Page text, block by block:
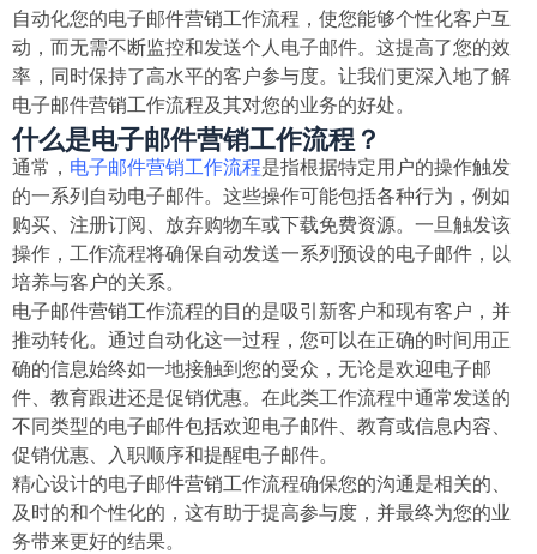
自动化您的电子邮件营销工作流程，使您能够个性化客户互
动，而无需不断监控和发送个人电子邮件。这提高了您的效
率，同时保持了高水平的客户参与度。让我们更深入地了解
电子邮件营销工作流程及其对您的业务的好处。
什么是电子邮件营销工作流程？
通常， 电子邮件营销工作流程是指根据特定用户的操作触发
的一系列自动电子邮件。这些操作可能包括各种行为，例如
购买、注册订阅、放弃购物车或下载免费资源。一旦触发该
操作，工作流程将确保自动发送一系列预设的电子邮件，以
培养与客户的关系。
电子邮件营销工作流程的目的是吸引新客户和现有客户，并
推动转化。通过自动化这一过程，您可以在正确的时间用正
确的信息始终如一地接触到您的受众，无论是欢迎电子邮
件、教育跟进还是促销优惠。在此类工作流程中通常发送的
不同类型的电子邮件包括欢迎电子邮件、教育或信息内容、
促销优惠、入职顺序和提醒电子邮件。
精心设计的电子邮件营销工作流程确保您的沟通是相关的、
及时的和个性化的，这有助于提高参与度，并最终为您的业
务带来更好的结果。